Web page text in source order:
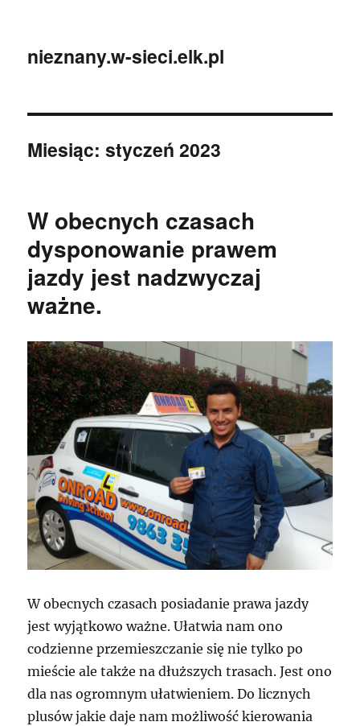
nieznany.w-sieci.elk.pl
Miesiąc:styczeń 2023
W obecnych czasach
dysponowanie prawem
jazdy jest nadzwyczaj
ważne.
W obecnych czasach posiadanie prawa jazdy
jest wyjątkowo ważne. Ułatwia nam ono
codzienne przemieszczanie się nie tylko po
mieście ale także na dłuższych trasach. Jest ono
dla nas ogromnym ułatwieniem. Do licznych
plusów jakie daje nam możliwość kierowania